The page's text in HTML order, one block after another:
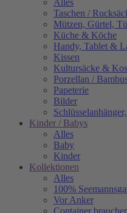
Alles
Taschen /
Mützen, Gürtel,
Küche & Köche
Handy, Tablet &
Kissen
Kultursäcke &
Porzellan /
Papeterie
Bilder
Kinder / Babys
Alles
Baby
Kinder
Kollektionen
Alles
100%
Vor Anker
Container